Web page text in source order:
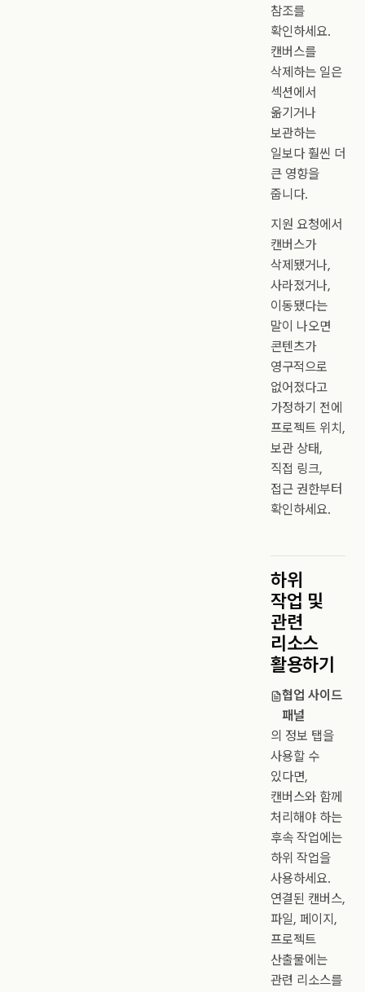
참조를
확인하세요.
캔버스를
삭제하는 일은
섹션에서
옮기거나
보관하는
일보다 훨씬 더
큰 영향을
줍니다.
지원 요청에서
캔버스가
삭제됐거나,
사라졌거나,
이동됐다는
말이 나오면
콘텐츠가
영구적으로
없어졌다고
가정하기 전에
프로젝트 위치,
보관 상태,
직접 링크,
접근 권한부터
확인하세요.
하위
작업 및
관련
리소스
활용하기
협업 사이드
패널
의 정보 탭을
사용할 수
있다면,
캔버스와 함께
처리해야 하는
후속 작업에는
하위 작업을
사용하세요.
연결된 캔버스,
파일, 페이지,
프로젝트
산출물에는
관련 리소스를